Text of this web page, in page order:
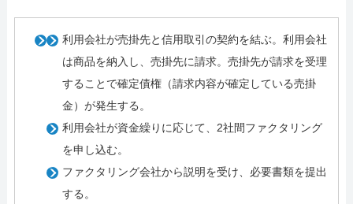
利用会社が売掛先と信用取引の契約を結ぶ。利用会社
は商品を納入し、売掛先に請求。売掛先が請求を受理
することで確定債権（請求内容が確定している売掛
金）が発生する。
利用会社が資金繰りに応じて、2社間ファクタリング
を申し込む。
ファクタリング会社から説明を受け、必要書類を提出
する。